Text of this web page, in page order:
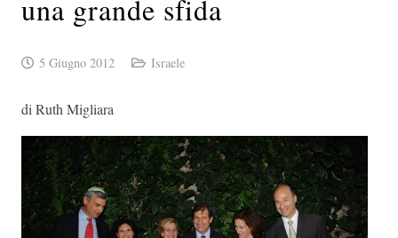
una grande sfida
5 Giugno 2012 Israele
di Ruth Migliara